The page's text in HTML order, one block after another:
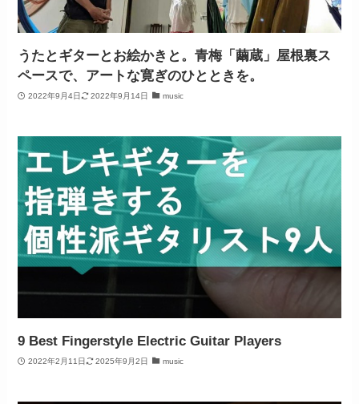
うたとギターとお絵かきと。青梅「繭蔵」屋根裏ス
ペースで、アートな寛ぎのひとときを。
2022年9月4日 2022年9月14日 music
9 Best Fingerstyle Electric Guitar Players
2022年2月11日 2025年9月2日 music